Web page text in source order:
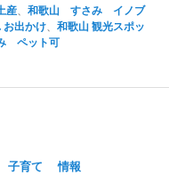
産 、和歌山 すさみ イノブ
お出かけ 、和歌山 観光スポッ
ペット可
子育て
情報